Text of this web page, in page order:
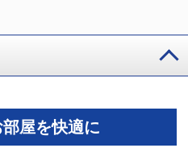
屋を快適に